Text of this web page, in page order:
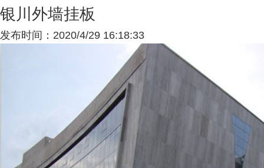
银川外墙挂板
发布时间：2020/4/29 16:18:33